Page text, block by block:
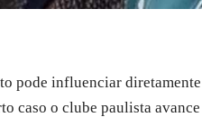
pode influenciar
caso o clube paulista